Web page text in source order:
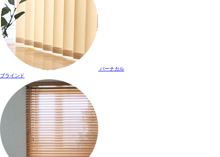
バーチカル
ブラインド